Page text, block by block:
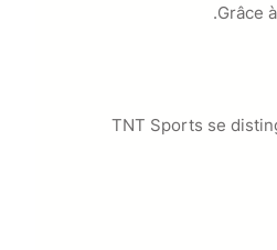
Grâce
TNT Sports se